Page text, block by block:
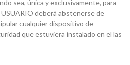
sea, única y exclusivamente, para
deberá abstenerse de
cualquier dispositivo de
que estuviera instalado en el las